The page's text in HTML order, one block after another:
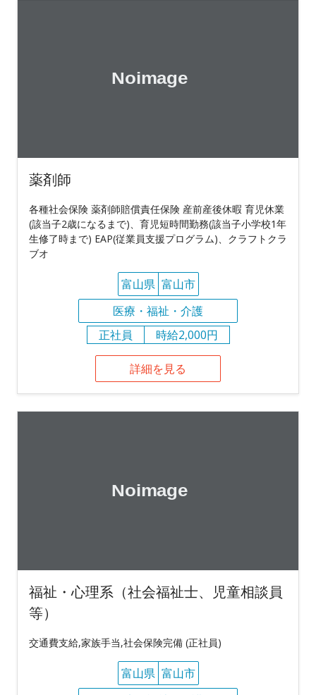
薬剤師
各種社会保険 薬剤師賠償責任保険 産前産後休暇 育児休業
(該当子2歳になるまで)、育児短時間勤務(該当子小学校1年
生修了時まで) EAP(従業員支援プログラム)、クラフトクラ
ブオ
富山県 富山市
医療・福祉・介護
正社員
時給2,000円
詳細を見る
福祉・心理系（社会福祉士、児童相談員
等）
交通費支給,家族手当,社会保険完備 (正社員)
富山県 富山市